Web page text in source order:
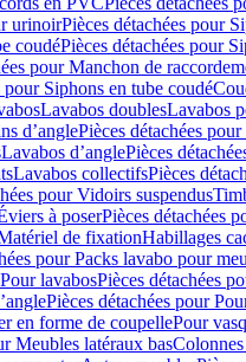
urinoirPièces détachées pour
coudéPièces détachées pour
pour Manchon de
pour Siphons en tube coudé
Lavabos doublesLavabos
d’anglePièces détachées
Lavabos d’anglePièces
Lavabos collectifsPièces
pour Vidoirs suspendus
à poserPièces détachées
de fixationHabillages
pour Packs lavabo pour
Pour lavabosPièces détachées
Pièces détachées pour
en forme de coupellePour
Meubles latéraux bas